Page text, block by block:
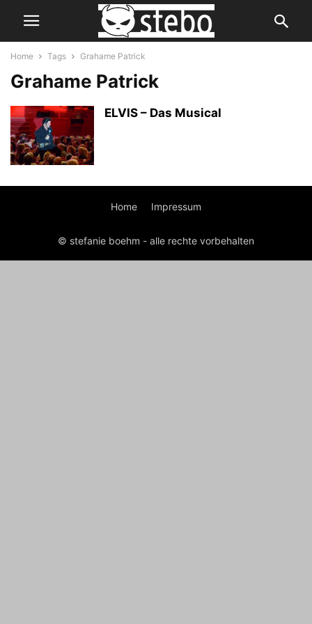
Home Tags Grahame Patrick
Grahame Patrick
ELVIS – Das Musical
Home Impressum
© stefanie boehm - alle rechte vorbehalten